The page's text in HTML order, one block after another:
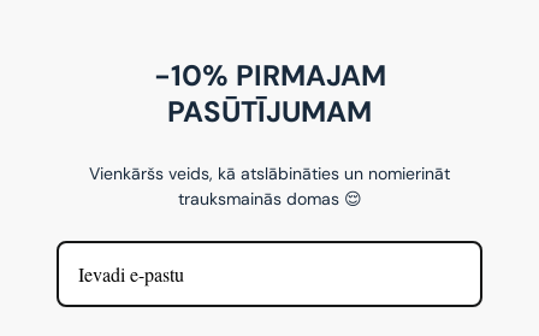
-10% PIRMAJAM
PASŪTĪJUMAM
Vienkāršs veids, kā atslābināties un nomierināt
trauksmainās domas 😌